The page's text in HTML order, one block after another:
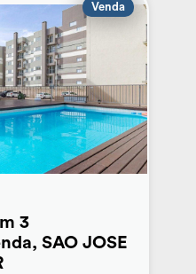
Venda
3
SAO JOSE